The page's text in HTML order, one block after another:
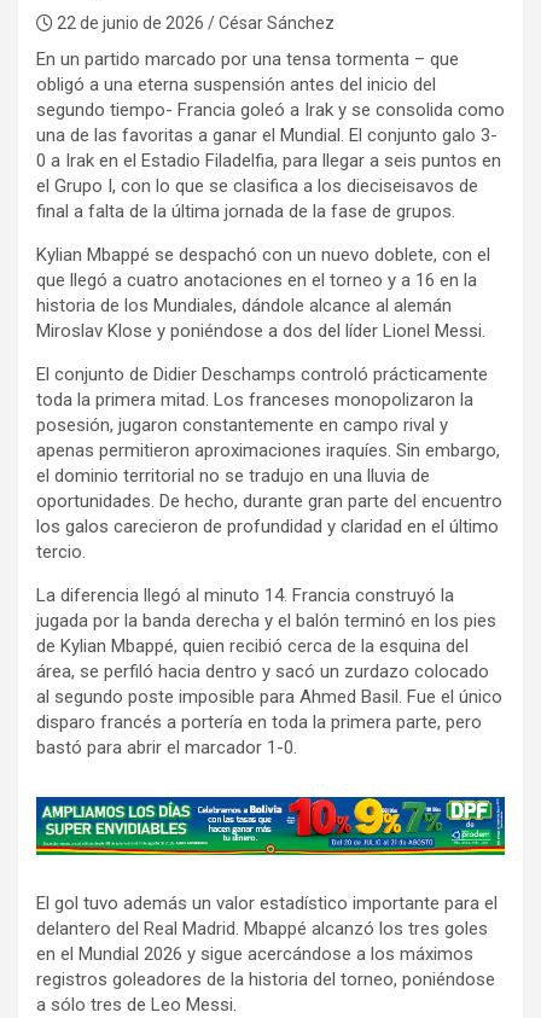
22 de junio de 2026 / César Sánchez
En un partido marcado por una tensa tormenta – que
obligó a una eterna suspensión antes del inicio del
segundo tiempo- Francia goleó a Irak y se consolida como
una de las favoritas a ganar el Mundial. El conjunto galo 3-
0 a Irak en el Estadio Filadelfia, para llegar a seis puntos en
el Grupo I, con lo que se clasifica a los dieciseisavos de
final a falta de la última jornada de la fase de grupos.
Kylian Mbappé se despachó con un nuevo doblete, con el
que llegó a cuatro anotaciones en el torneo y a 16 en la
historia de los Mundiales, dándole alcance al alemán
Miroslav Klose y poniéndose a dos del líder Lionel Messi.
El conjunto de Didier Deschamps controló prácticamente
toda la primera mitad. Los franceses monopolizaron la
posesión, jugaron constantemente en campo rival y
apenas permitieron aproximaciones iraquíes. Sin embargo,
el dominio territorial no se tradujo en una lluvia de
oportunidades. De hecho, durante gran parte del encuentro
los galos carecieron de profundidad y claridad en el último
tercio.
La diferencia llegó al minuto 14. Francia construyó la
jugada por la banda derecha y el balón terminó en los pies
de Kylian Mbappé, quien recibió cerca de la esquina del
área, se perfiló hacia dentro y sacó un zurdazo colocado
al segundo poste imposible para Ahmed Basil. Fue el único
disparo francés a portería en toda la primera parte, pero
bastó para abrir el marcador 1-0.
A
d
e
r
t
i
El gol tuvo además un valor estadístico importante para el
delantero del Real Madrid. Mbappé alcanzó los tres goles
en el Mundial 2026 y sigue acercándose a los máximos
registros goleadores de la historia del torneo, poniéndose
a sólo tres de Leo Messi.